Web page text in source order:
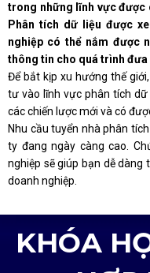
trong những lĩnh vực được
Phân tích dữ liệu được
nghiệp có thể nắm được
thông tin cho quá trình
Để bắt kịp xu hướng thế
tư vào lĩnh vực phân tích dữ
các chiến lược mới và có
Nhu cầu tuyển nhà phân
ty đang ngày càng cao.
nghiệp sẽ giúp bạn dễ
doanh nghiệp.
KHÓA